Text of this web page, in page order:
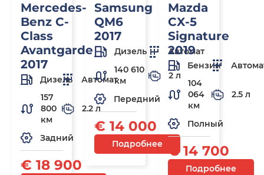
Mercedes-
Benz C-
Class
Avantgarde
2017
Дизель
Автомат
157
800
км
2.2 л
Задний
€ 18 900
Samsung
QM6
2017
Дизель
Автомат
140 610
км
2 л
Передний
€ 14 000
Подробнее
Mazda
CX-5
Signature
2019
Бензин
104
064
км
2.5 л
Полный
€ 14 700
Подробнее